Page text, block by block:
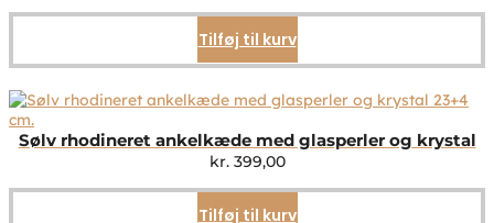
Tilføj til kurv
Sølv rhodineret ankelkæde med glasperler og krystal
kr.399,00
Tilføj til kurv